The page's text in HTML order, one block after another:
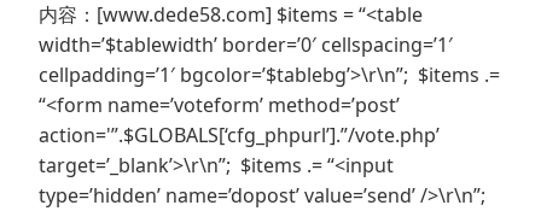
内容：[www.dede58.com] $items = “<table
width=’$tablewidth’ border=’0′ cellspacing=’1′
cellpadding=’1′ bgcolor=’$tablebg’>\r\n”; $items .=
“<form name=’voteform’ method=’post’
action='”.$GLOBALS[‘cfg_phpurl’].”/vote.php’
target=’_blank’>\r\n”; $items .= “<input
type=’hidden’ name=’dopost’ value=’send’ />\r\n”;